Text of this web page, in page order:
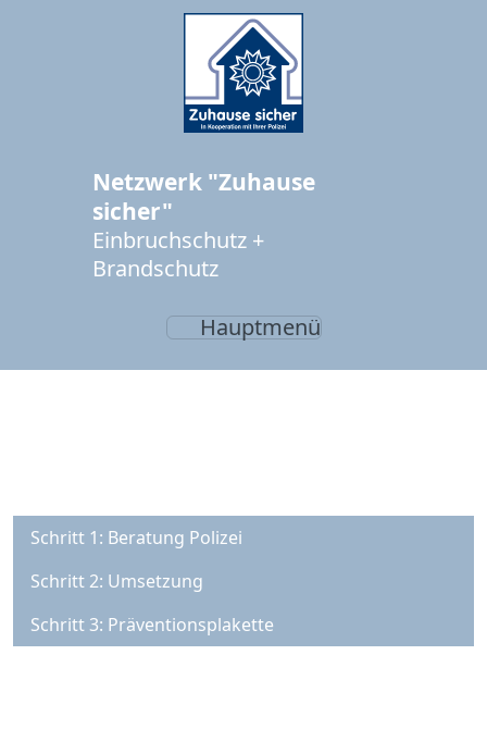
Netzwerk "Zuhause
sicher"
Einbruchschutz +
Brandschutz
Hauptmenü
Schritt 1: Beratung Polizei
Schritt 2: Umsetzung
Schritt 3: Präventionsplakette